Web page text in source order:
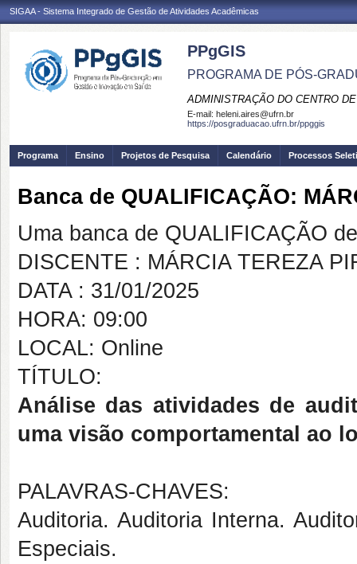
SIGAA - Sistema Integrado de Gestão de Atividades Acadêmicas
PPgGIS
PROGRAMA DE PÓS-
ADMINISTRAÇÃO DO CENTRO
E-mail: heleni.aires@ufrn.br
https://posgraduacao.ufrn.br/ppggis
Programa Ensino Projetos de Pesquisa Calendário Processos
Banca de QUALIFICAÇÃO:
Uma banca de QUALIFICAÇÃO
DISCENTE : MÁRCIA TEREZA
DATA : 31/01/2025
HORA: 09:00
LOCAL: Online
TÍTULO:
Análise das atividades de
uma visão comportamental ao
PALAVRAS-CHAVES:
Auditoria. Auditoria Interna.
Especiais.